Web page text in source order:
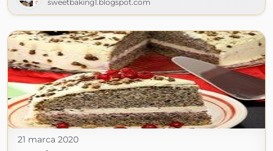
sweetbaking1.blogspot.com
21 marca 2020